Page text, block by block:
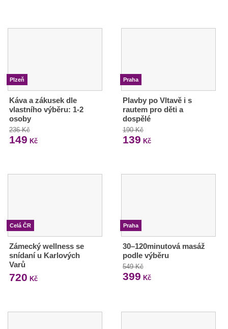
Plzeň
Káva a zákusek dle
vlastního výběru: 1-2
osoby
236 Kč
149 Kč
Praha
Plavby po Vltavě i s
rautem pro děti a
dospělé
190 Kč
139 Kč
Celá ČR
Zámecký wellness se
snídaní u Karlových
Varů
720 Kč
Praha
30–120minutová masáž
podle výběru
549 Kč
399 Kč